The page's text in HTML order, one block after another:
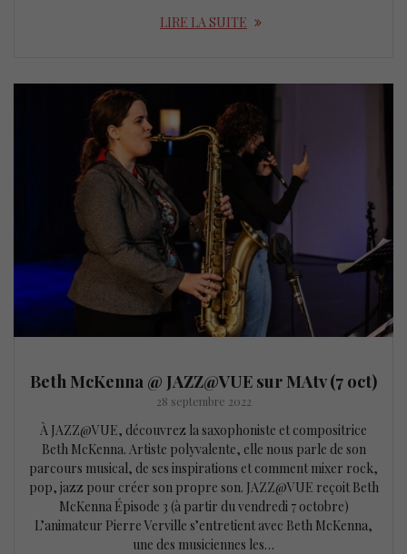
LIRE LA SUITE
Beth McKenna @ JAZZ@VUE sur MAtv (7 oct)
28 septembre 2022
À JAZZ@VUE, découvrez la saxophoniste et compositrice
Beth McKenna. Artiste polyvalente, elle nous parle de son
parcours musical, de ses inspirations et comment mixer rock,
pop, jazz pour créer son propre son. JAZZ@VUE reçoit Beth
McKenna Épisode 3 (à partir du vendredi 7 octobre)
L’animateur Pierre Verville s’entretient avec Beth McKenna,
une des musiciennes les…